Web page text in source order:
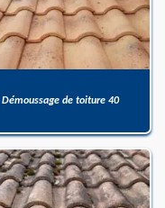
Démoussage de toiture 40